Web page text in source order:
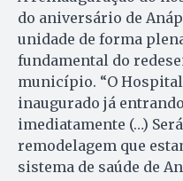
do aniversário de
unidade de forma
fundamental do
município. “O
inaugurado já
imediatamente (…)
remodelagem que
sistema de saúde de